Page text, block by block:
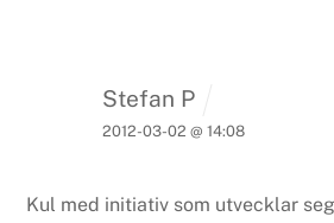
Stefan P
2012-03-02 @ 14:08
Kul med initiativ som utvecklar